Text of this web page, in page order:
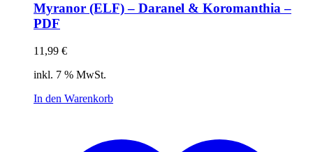
Myranor (ELF) – Daranel & Koromanthia –
PDF
11,99 €
inkl. 7 % MwSt.
In den Warenkorb